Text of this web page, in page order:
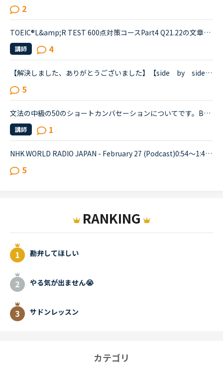
2
TOEIC®️L&amp;R TEST 600点対策コースPart4 Q21.22の文章でわからないことがあります。文章は以下の通りです。When you move, you should try to tell banks and credit card companies your new address at leas...
講師 4
【解決しました、ありがとうございました】【side by side ４より】すみません、感覚として全然分からない文章が出てきたのでどなたか教えていただけないでしょうか？レッスン中にも質問しましたが、英語での...
5
文法の中級の50のショートカンバセーションについてです。Benjamin's son called him at his law firm while he was busy having a meeting. Benjamin &quot;What did my son say?&quot; Secretary &quot;He sai...
講師 1
NHK WORLD RADIO JAPAN - February 27 (Podcast)0:54～1:49The Japanese government is studying additional measures to prop up the tourist industry and smaller businesses hit hard by the spread of a ne...
5
RANKING
勘弁してほしい
やる気が出ません😭
サドンレッスン
カテゴリ